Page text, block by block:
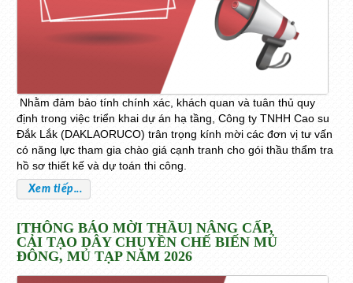
Nhằm đảm bảo tính chính xác, khách quan và tuân thủ quy
định trong việc triển khai dự án hạ tầng, Công ty TNHH Cao su
Đắk Lắk (DAKLAORUCO) trân trọng kính mời các đơn vị tư vấn
có năng lực tham gia chào giá cạnh tranh cho gói thầu thẩm tra
hồ sơ thiết kế và dự toán thi công.
Xem tiếp...
[THÔNG BÁO MỜI THẦU] NÂNG CẤP,
CẢI TẠO DÂY CHUYỀN CHẾ BIẾN MỦ
ĐÔNG, MỦ TẠP NĂM 2026